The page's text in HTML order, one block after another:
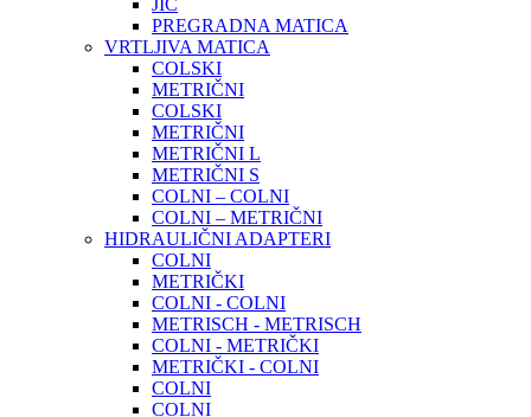
JIC
PREGRADNA MATICA
VRTLJIVA MATICA
COLSKI
METRIČNI
COLSKI
METRIČNI
METRIČNI L
METRIČNI S
COLNI – COLNI
COLNI – METRIČNI
HIDRAULIČNI ADAPTERI
COLNI
METRIČKI
COLNI - COLNI
METRISCH - METRISCH
COLNI - METRIČKI
METRIČKI - COLNI
COLNI
COLNI